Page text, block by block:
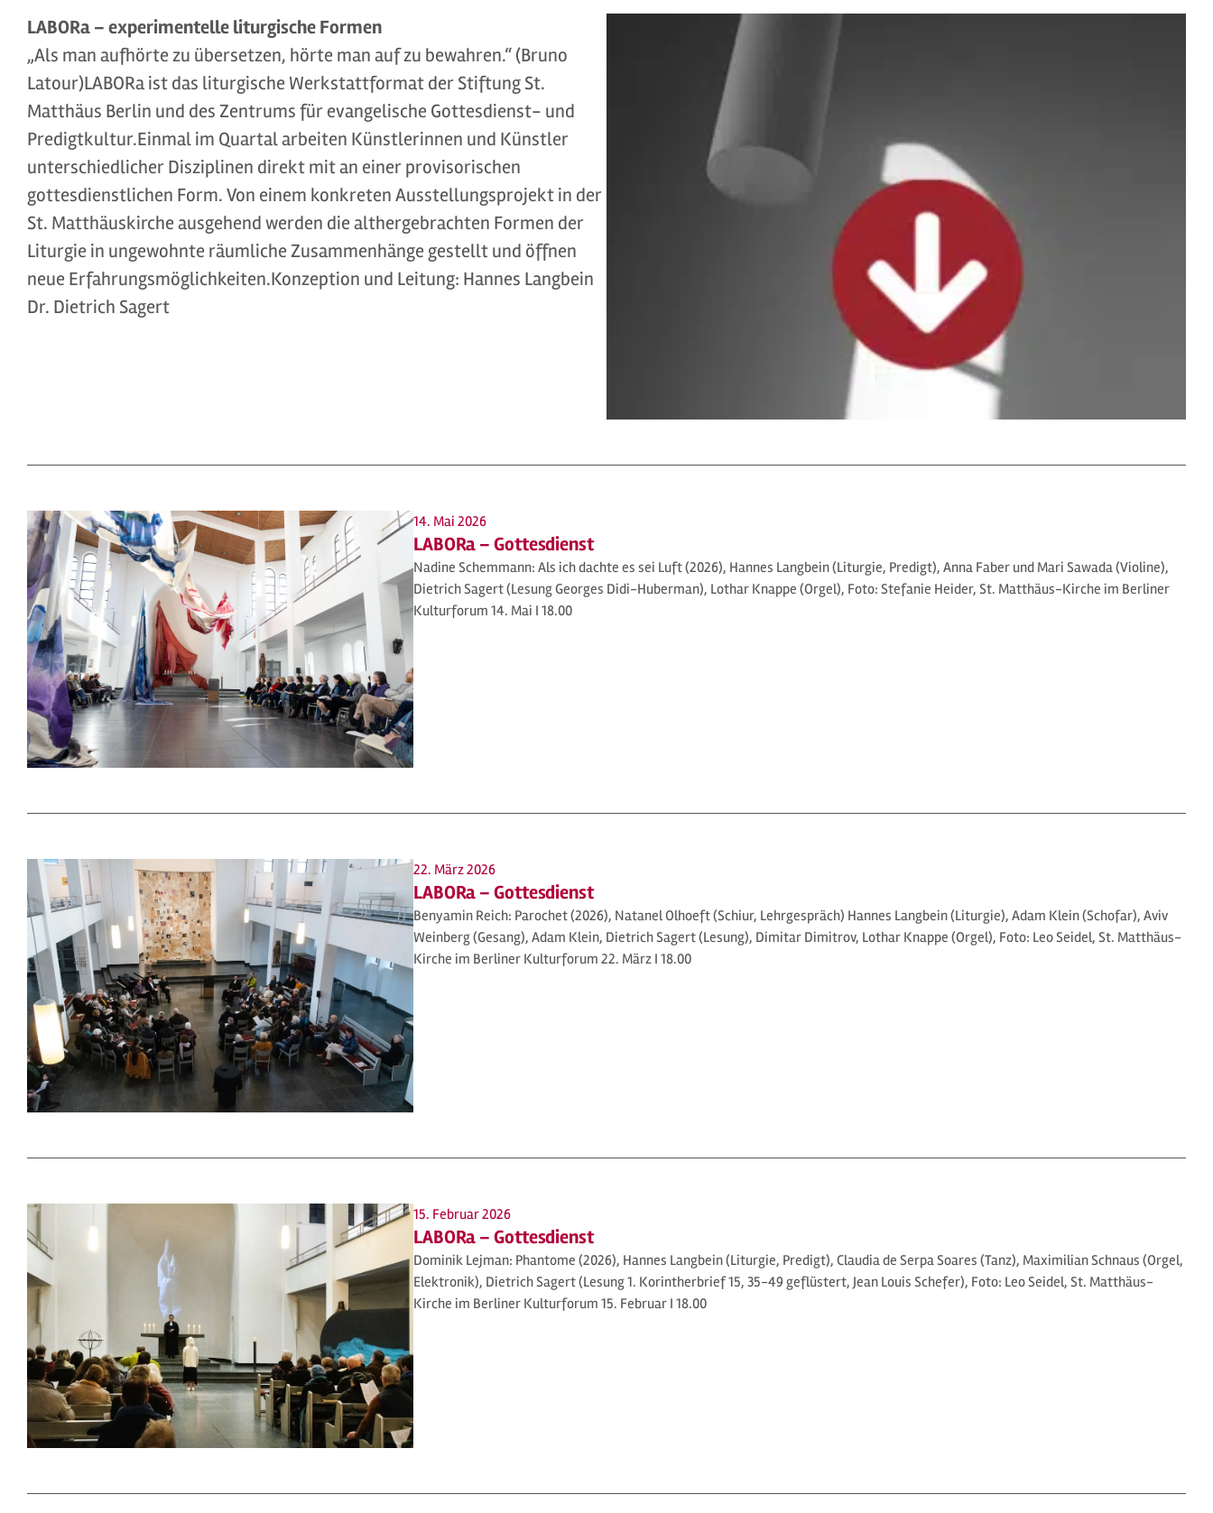
LABORa – experimentelle liturgische Formen
„Als man aufhörte zu übersetzen, hörte man auf zu bewahren.“ (Bruno
Latour)LABORa ist das liturgische Werkstattformat der Stiftung St.
Matthäus Berlin und des Zentrums für evangelische Gottesdienst- und
Predigtkultur.Einmal im Quartal arbeiten Künstlerinnen und Künstler
unterschiedlicher Disziplinen direkt mit an einer provisorischen
gottesdienstlichen Form. Von einem konkreten Ausstellungsprojekt in der
St. Matthäuskirche ausgehend werden die althergebrachten Formen der
Liturgie in ungewohnte räumliche Zusammenhänge gestellt und öffnen
neue Erfahrungsmöglichkeiten.Konzeption und Leitung: Hannes Langbein
Dr. Dietrich Sagert
14. Mai 2026
LABORa – Gottesdienst
Nadine Schemmann: Als ich dachte es sei Luft (2026), Hannes Langbein (Liturgie, Predigt), Anna Faber und Mari Sawada (Violine),
Dietrich Sagert (Lesung Georges Didi-Huberman), Lothar Knappe (Orgel), Foto: Stefanie Heider, St. Matthäus-Kirche im Berliner
Kulturforum 14. Mai I 18.00
22. März 2026
LABORa – Gottesdienst
Benyamin Reich: Parochet (2026), Natanel Olhoeft (Schiur, Lehrgespräch) Hannes Langbein (Liturgie), Adam Klein (Schofar), Aviv
Weinberg (Gesang), Adam Klein, Dietrich Sagert (Lesung), Dimitar Dimitrov, Lothar Knappe (Orgel), Foto: Leo Seidel, St. Matthäus-
Kirche im Berliner Kulturforum 22. März I 18.00
15. Februar 2026
LABORa – Gottesdienst
Dominik Lejman: Phantome (2026), Hannes Langbein (Liturgie, Predigt), Claudia de Serpa Soares (Tanz), Maximilian Schnaus (Orgel,
Elektronik), Dietrich Sagert (Lesung 1. Korintherbrief 15, 35-49 geflüstert, Jean Louis Schefer), Foto: Leo Seidel, St. Matthäus-
Kirche im Berliner Kulturforum 15. Februar I 18.00